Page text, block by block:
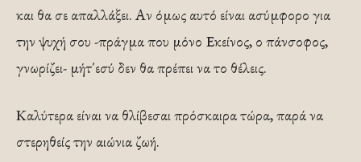
και θα σε απαλλάξει. Αν όμως αυτό είναι ασύμφορο για
την ψυχή σου -πράγμα που μόνο Εκείνος, ο πάνσοφος,
γνωρίζει- μήτ΄εσύ δεν θα πρέπει να το θέλεις.
Καλύτερα είναι να θλίβεσαι πρόσκαιρα τώρα, παρά να
στερηθείς την αιώνια ζωή.